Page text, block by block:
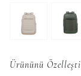
Ürününü